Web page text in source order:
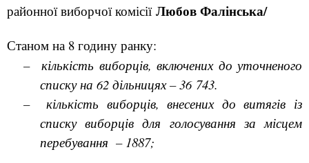
районної виборчої комісії Любов Фалінська/
Станом на 8 годину ранку:
–кількість виборців, включених до уточненого
списку на 62 дільницях – 36 743.
–кількість виборців, внесених до витягів із
списку виборців для голосування за місцем
перебування – 1887;